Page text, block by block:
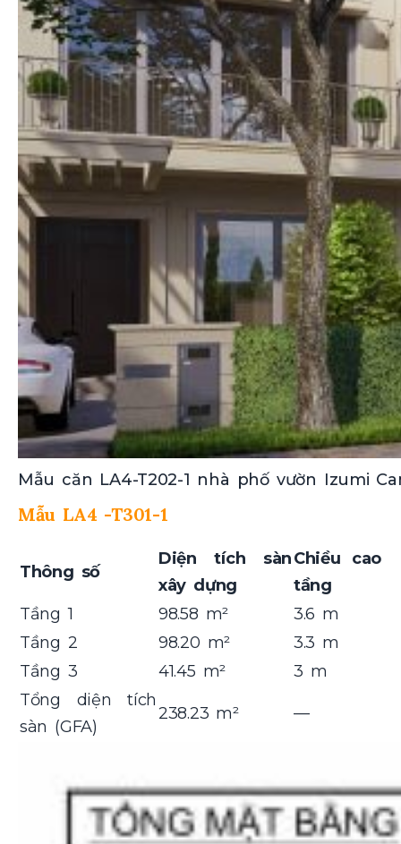
Mẫu căn LA4-T202-1 nhà phố vườn Izumi
Mẫu LA4 -T301-1
Thông số
Diện tích sàn
xây dựng
Chiều cao
tầng
Tầng 1
98.58 m²
3.6 m
Tầng 2
98.20 m²
3.3 m
Tầng 3
41.45 m²
3 m
Tổng diện tích
sàn (GFA)
238.23 m² —